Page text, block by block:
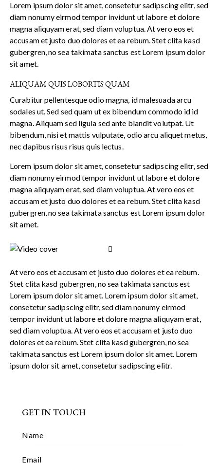
Lorem ipsum dolor sit amet, consetetur sadipscing elitr, sed
diam nonumy eirmod tempor invidunt ut labore et dolore
magna aliquyam erat, sed diam voluptua. At vero eos et
accusam et justo duo dolores et ea rebum. Stet clita kasd
gubergren, no sea takimata sanctus est Lorem ipsum dolor
sit amet.
ALIQUAM QUIS LOBORTIS QUAM
Curabitur pellentesque odio magna, id malesuada arcu
sodales ut. Sed sed quam ut ex bibendum commodo id id
magna. Aliquam sed ligula sed ante blandit volutpat. Ut
bibendum, nisi et mattis vulputate, odio arcu aliquet metus,
nec dapibus risus risus quis lectus.
Lorem ipsum dolor sit amet, consetetur sadipscing elitr, sed
diam nonumy eirmod tempor invidunt ut labore et dolore
magna aliquyam erat, sed diam voluptua. At vero eos et
accusam et justo duo dolores et ea rebum. Stet clita kasd
gubergren, no sea takimata sanctus est Lorem ipsum dolor
sit amet.
At vero eos et accusam et justo duo dolores et ea rebum.
Stet clita kasd gubergren, no sea takimata sanctus est
Lorem ipsum dolor sit amet. Lorem ipsum dolor sit amet,
consetetur sadipscing elitr, sed diam nonumy eirmod
tempor invidunt ut labore et dolore magna aliquyam erat,
sed diam voluptua. At vero eos et accusam et justo duo
dolores et ea rebum. Stet clita kasd gubergren, no sea
takimata sanctus est Lorem ipsum dolor sit amet. Lorem
ipsum dolor sit amet, consetetur sadipscing elitr.
GET IN TOUCH